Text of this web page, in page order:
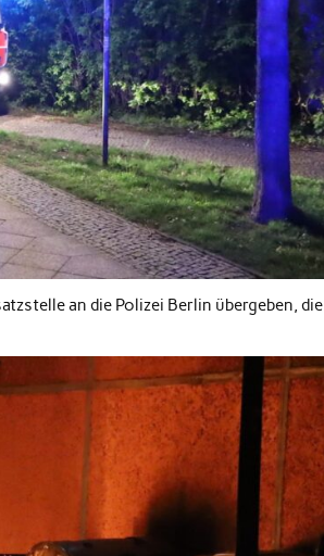
an die Polizei Berlin übergeben,